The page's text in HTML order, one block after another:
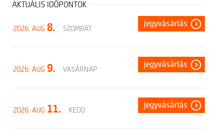
AKTUÁLIS IDŐPONTOK
2026. AUG 8. SZOMBAT
jegyvásárlás
2026. AUG 9. VASÁRNAP
jegyvásárlás
2026. AUG 11. KEDD
jegyvásárlás